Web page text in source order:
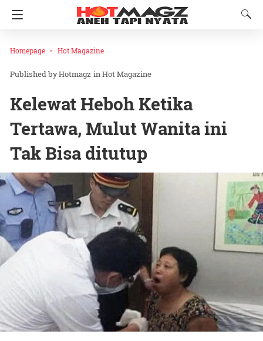
Homepage Hot Magazine
Hotmagz inHot Magazine
Kelewat Heboh Ketika
Tertawa, Mulut Wanita ini
Tak Bisa ditutup